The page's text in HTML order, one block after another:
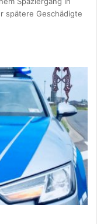
spätere Geschädigte